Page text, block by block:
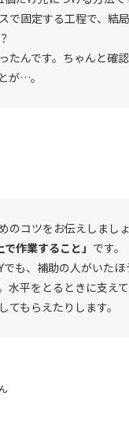
で固定する工程で、結
たんです。ちゃんと確
が…。
のコツをお伝えしましょ
で作業すること」 です。
でも、補助の人がいた
水平をとるときに支えて
てもらえたりします。